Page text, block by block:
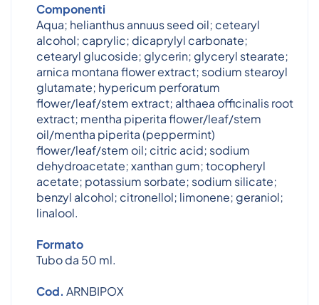
Componenti
Aqua; helianthus annuus seed oil; cetearyl
alcohol; caprylic; dicaprylyl carbonate;
cetearyl glucoside; glycerin; glyceryl stearate;
arnica montana flower extract; sodium stearoyl
glutamate; hypericum perforatum
flower/leaf/stem extract; althaea officinalis root
extract; mentha piperita flower/leaf/stem
oil/mentha piperita (peppermint)
flower/leaf/stem oil; citric acid; sodium
dehydroacetate; xanthan gum; tocopheryl
acetate; potassium sorbate; sodium silicate;
benzyl alcohol; citronellol; limonene; geraniol;
linalool.
Formato
Tubo da 50 ml.
Cod. ARNBIPOX